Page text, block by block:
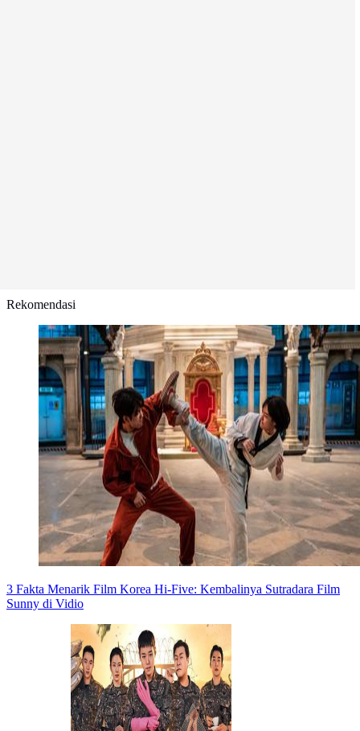
Rekomendasi
3 Fakta Menarik Film Korea Hi-Five: Kembalinya Sutradara Film
Sunny di Vidio